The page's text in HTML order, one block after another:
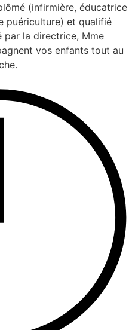
(infirmière, éducatrice
puériculture) et qualifié
par la directrice, Mme
vos enfants tout au